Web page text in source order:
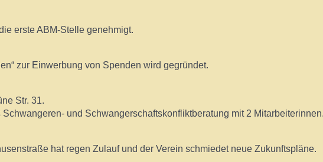
erste ABM-Stelle genehmigt.
zur Einwerbung von Spenden wird gegründet.
Str. 31.
und Schwangerschaftskonfliktberatung mit 2 Mitarbeiterinnen.
hat regen Zulauf und der Verein schmiedet neue Zukunftspläne.